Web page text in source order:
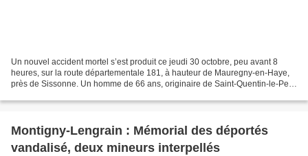
Un nouvel accident mortel s’est produit ce jeudi 30 octobre, peu avant 8
heures, sur la route départementale 181, à hauteur de Mauregny-en-Haye,
près de Sissonne. Un homme de 66 ans, originaire de Saint-Quentin-le-Petit
Montigny-Lengrain : Mémorial des déportés
vandalisé, deux mineurs interpellés